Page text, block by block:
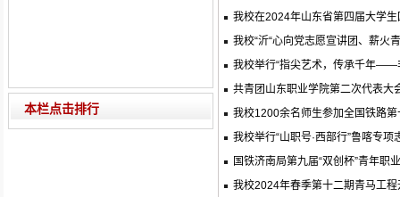
本栏点击排行
我校在2024年山东省第四届大学
我校“沂“心向党志愿宣讲团、薪火
我校举行“指尖艺术，传承千年——
共青团山东职业学院第二次代表大
我校1200余名师生参加全国铁路
我校举行“山职号·西部行”鲁喀专
国铁济南局第九届“双创杯”青年职
我校2024年春季第十二期青马工